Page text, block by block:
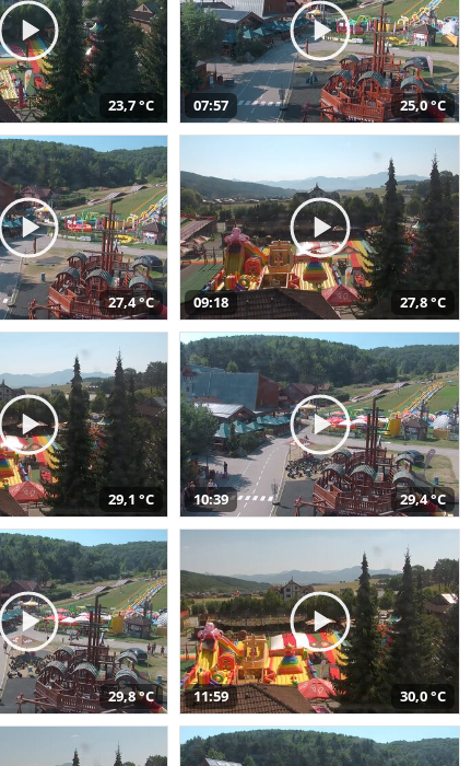
23,7 °C 07:57 25,0 °C
27,4 °C 09:18 27,8 °C
29,1 °C 10:39 29,4 °C
29,8 °C 11:59 30,0 °C